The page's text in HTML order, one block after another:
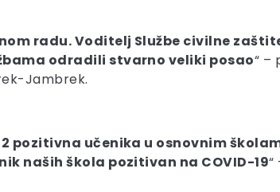
radu. Voditelj Službe civilne
odradili stvarno veliki posao“ –
Jambrek.
učenika u osnovnim
naših škola pozitivan na COVID-19